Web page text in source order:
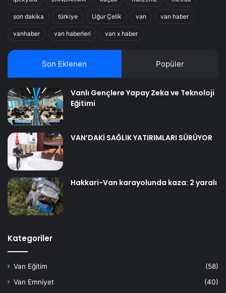
son dakika türkiye Uğur Çelik van van haber
vanhaber van haberleri van x haber
Son Eklenen Popüler
Vanlı Gençlere Yapay Zeka ve Teknoloji
Eğitimi
VAN’DAKİ SAĞLIK YATIRIMLARI SÜRÜYOR
Hakkari-Van karayolunda kaza: 2 yaralı
Kategoriler
Van Eğitim
(58)
Van Emniyet
(40)